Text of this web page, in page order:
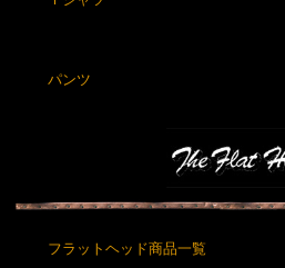
パンツ
フラットヘッド商品一覧